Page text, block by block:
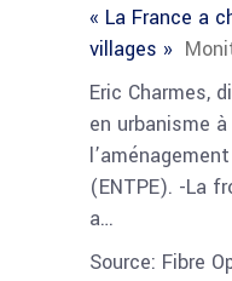
« La France a
villages »
Eric Charmes,
en urbanisme à
(ENTPE). -La
a…
Source: Fibre